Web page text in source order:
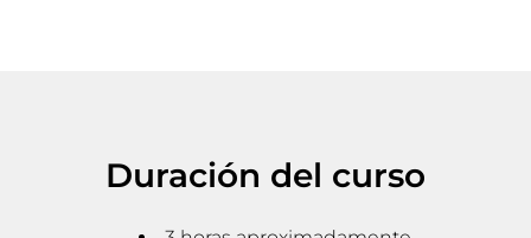
Duración del curso